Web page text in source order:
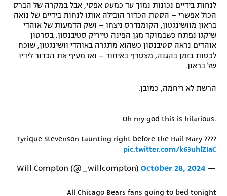
הצטרפות לחבילת הערוצים
לוח דרושים – ג'ובנט
תגיות
לנחות בידיים נכונות נמוך עד כמעט אפסי, אבל במקרה של הברס
הכול אפשרי – הסטת הכדור הובילה אותו לנחות בידיים של נואה
בראון מוושינגטון, הקומנדרס ניצחו – ושק הדמעות של אוהדי
שיקגו נפתח כשבמוקד מגן הפינה טייריק סטיבנסון. בסרטון
אוהדים נראה סטיבנסון כשהוא מתגרה באוהדי וושינגטון, שוכח
לכסות בזמן בהגנה, מצטרף באיחור – ואז מעיף את הכדור לידיו
של בראון.
הרשת לא ריחמה, כמובן.
Oh my god this is hilarious.
Tyrique Stevenson taunting right before the Hail Mary ????
pic.twitter.com/k63uhlZIaC
— Will Compton (@_willcompton)
October 28, 2024
All Chicago Bears fans going to bed tonight